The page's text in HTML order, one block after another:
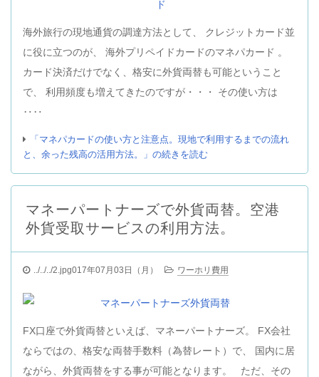
海外旅行の現地通貨の調達方法として、 クレジットカード並
に役に立つのが、 海外プリペイドカードのマネパカード 。
カード決済だけでなく、格安に外貨両替も可能ということ
で、 利用頻度も増えてきたのですが・・・ その使い方は
‥‥
「マネパカードの使い方と注意点。現地で利用するまでの流れ
と、余った残高の活用方法。」の続きを読む
マネーパートナーズで外貨両替。空港
外貨受取サービスの利用方法。
../../../2.jpg017年07月03日（月） ワーホリ費用
FX口座で外貨両替といえば、マネーパートナーズ。 FX会社
ならではの、格安な両替手数料（為替レート）で、 国内に居
ながら、外貨両替をする事が可能となります。 ただ、その